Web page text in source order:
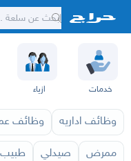
خدمات ازياء
وظائف اداريه وظائف
ممرض صيدلي طبيب